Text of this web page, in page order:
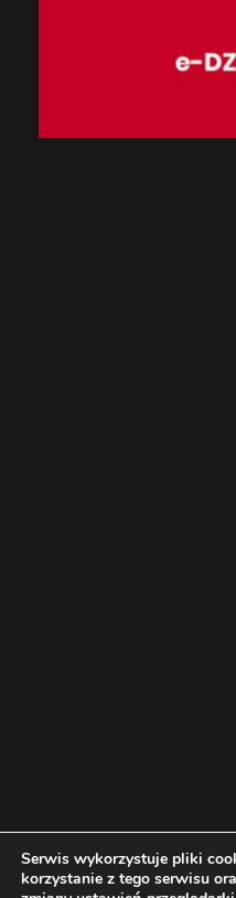
Serwis wykorzystuje pliki
korzystanie z tego serwisu